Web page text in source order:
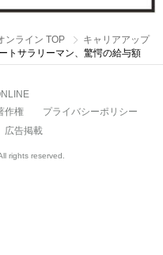
ンライン TOP
キャリアアップ
トサラリーマン、驚愕の給与額
作権
プライバシーポリシー
広告掲載
rights reserved.